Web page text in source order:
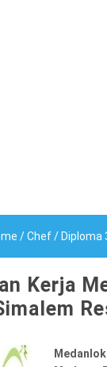
/Chef/ Diploma
Kerja